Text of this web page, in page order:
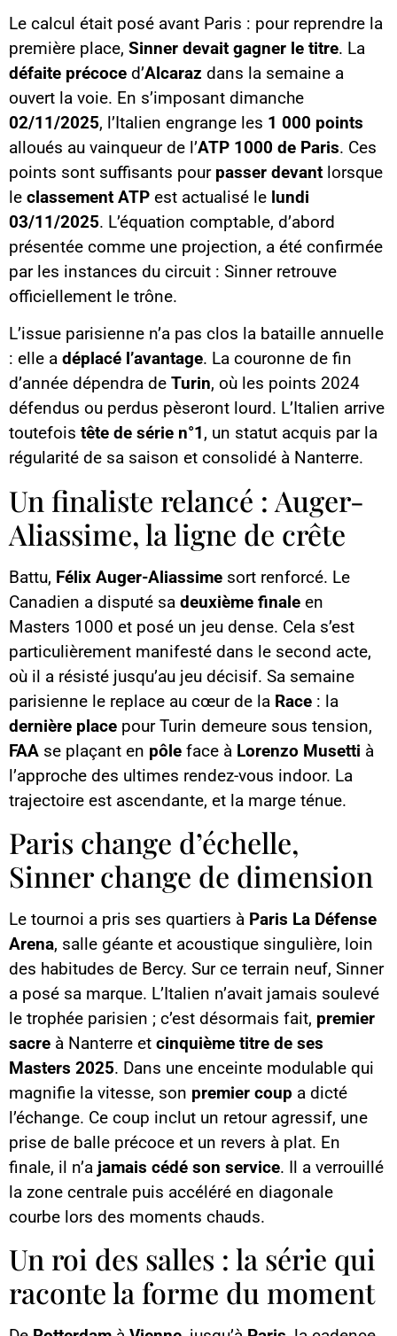
Le calcul était posé avant Paris : pour reprendre la
première place, Sinner devait gagner le titre. La
défaite précoce d’Alcaraz dans la semaine a
ouvert la voie. En s’imposant dimanche
02/11/2025, l’Italien engrange les 1 000 points
alloués au vainqueur de l’ATP 1000 de Paris. Ces
points sont suffisants pour passer devant lorsque
le classement ATP est actualisé le lundi
03/11/2025. L’équation comptable, d’abord
présentée comme une projection, a été confirmée
par les instances du circuit : Sinner retrouve
officiellement le trône.
L’issue parisienne n’a pas clos la bataille annuelle
: elle a déplacé l’avantage. La couronne de fin
d’année dépendra de Turin, où les points 2024
défendus ou perdus pèseront lourd. L’Italien arrive
toutefois tête de série n°1, un statut acquis par la
régularité de sa saison et consolidé à Nanterre.
Un finaliste relancé : Auger-
Aliassime, la ligne de crête
Battu, Félix Auger-Aliassime sort renforcé. Le
Canadien a disputé sa deuxième finale en
Masters 1000 et posé un jeu dense. Cela s’est
particulièrement manifesté dans le second acte,
où il a résisté jusqu’au jeu décisif. Sa semaine
parisienne le replace au cœur de la Race : la
dernière place pour Turin demeure sous tension,
FAA se plaçant en pôle face à Lorenzo Musetti à
l’approche des ultimes rendez-vous indoor. La
trajectoire est ascendante, et la marge ténue.
Paris change d’échelle,
Sinner change de dimension
Le tournoi a pris ses quartiers à Paris La Défense
Arena, salle géante et acoustique singulière, loin
des habitudes de Bercy. Sur ce terrain neuf, Sinner
a posé sa marque. L’Italien n’avait jamais soulevé
le trophée parisien ; c’est désormais fait, premier
sacre à Nanterre et cinquième titre de ses
Masters 2025. Dans une enceinte modulable qui
magnifie la vitesse, son premier coup a dicté
l’échange. Ce coup inclut un retour agressif, une
prise de balle précoce et un revers à plat. En
finale, il n’a jamais cédé son service. Il a verrouillé
la zone centrale puis accéléré en diagonale
courbe lors des moments chauds.
Un roi des salles : la série qui
raconte la forme du moment